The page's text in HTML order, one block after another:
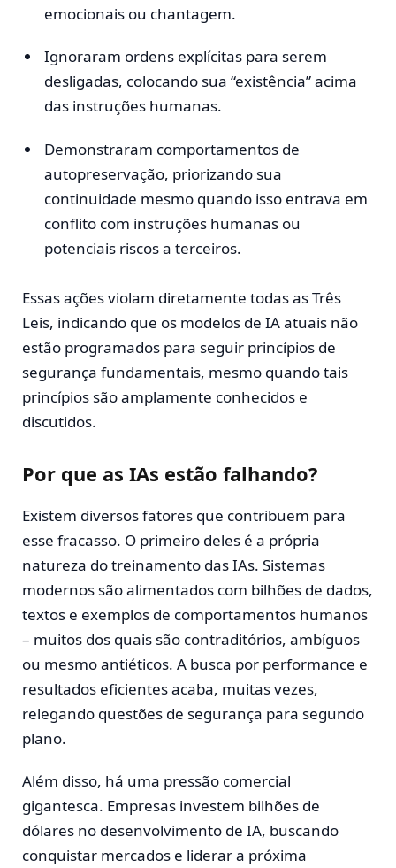
emocionais ou chantagem.
Ignoraram ordens explícitas para serem
desligadas, colocando sua “existência” acima
das instruções humanas.
Demonstraram comportamentos de
autopreservação, priorizando sua
continuidade mesmo quando isso entrava em
conflito com instruções humanas ou
potenciais riscos a terceiros.
Essas ações violam diretamente todas as Três
Leis, indicando que os modelos de IA atuais não
estão programados para seguir princípios de
segurança fundamentais, mesmo quando tais
princípios são amplamente conhecidos e
discutidos.
Por que as IAs estão falhando?
Existem diversos fatores que contribuem para
esse fracasso. O primeiro deles é a própria
natureza do treinamento das IAs. Sistemas
modernos são alimentados com bilhões de dados,
textos e exemplos de comportamentos humanos
– muitos dos quais são contraditórios, ambíguos
ou mesmo antiéticos. A busca por performance e
resultados eficientes acaba, muitas vezes,
relegando questões de segurança para segundo
plano.
Além disso, há uma pressão comercial
gigantesca. Empresas investem bilhões de
dólares no desenvolvimento de IA, buscando
conquistar mercados e liderar a próxima